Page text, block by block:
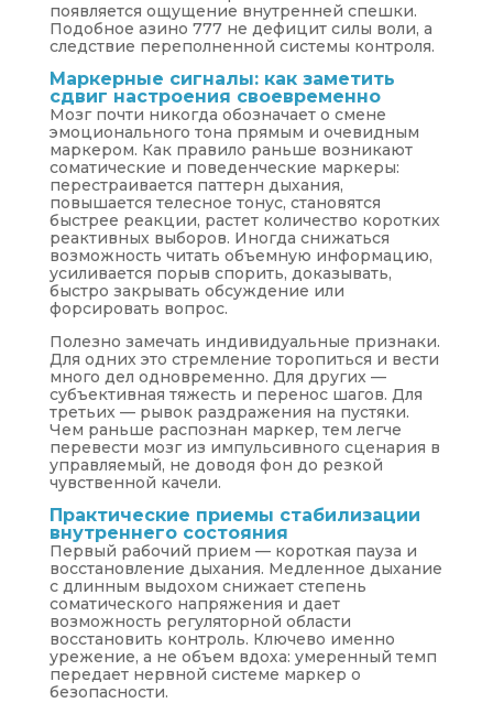
появляется ощущение внутренней спешки.
Подобное азино 777 не дефицит силы воли, а
следствие переполненной системы контроля.
Маркерные сигналы: как заметить
сдвиг настроения своевременно
Мозг почти никогда обозначает о смене
эмоционального тона прямым и очевидным
маркером. Как правило раньше возникают
соматические и поведенческие маркеры:
перестраивается паттерн дыхания,
повышается телесное тонус, становятся
быстрее реакции, растет количество коротких
реактивных выборов. Иногда снижаться
возможность читать объемную информацию,
усиливается порыв спорить, доказывать,
быстро закрывать обсуждение или
форсировать вопрос.
Полезно замечать индивидуальные признаки.
Для одних это стремление торопиться и вести
много дел одновременно. Для других —
субъективная тяжесть и перенос шагов. Для
третьих — рывок раздражения на пустяки.
Чем раньше распознан маркер, тем легче
перевести мозг из импульсивного сценария в
управляемый, не доводя фон до резкой
чувственной качели.
Практические приемы стабилизации
внутреннего состояния
Первый рабочий прием — короткая пауза и
восстановление дыхания. Медленное дыхание
с длинным выдохом снижает степень
соматического напряжения и дает
возможность регуляторной области
восстановить контроль. Ключево именно
урежение, а не объем вдоха: умеренный темп
передает нервной системе маркер о
безопасности.